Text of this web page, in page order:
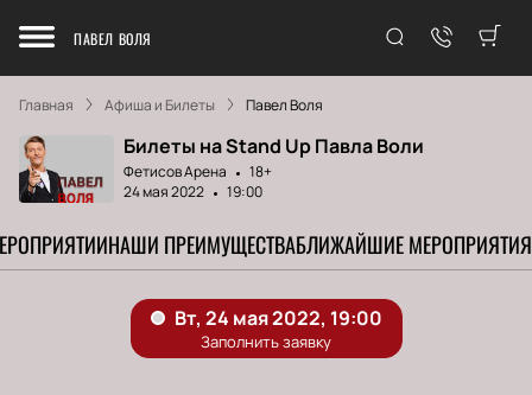
ПАВЕЛ ВОЛЯ
Главная Афиша и Билеты Павел Воля
Билеты на Stand Up Павла Воли
Фетисов Арена
18+
24 мая 2022
19:00
НАШИ ПРЕИМУЩЕСТВАБЛИЖАЙШИЕ МЕРОПРИЯТИЯ